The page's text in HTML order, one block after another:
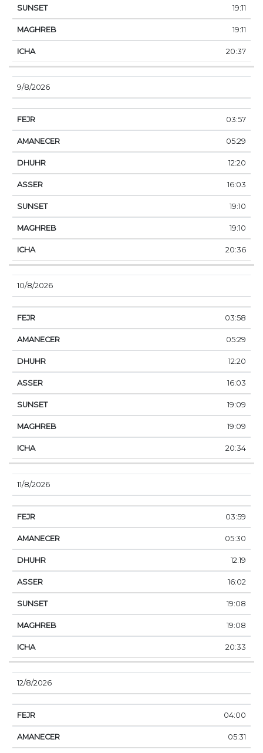
19:11
19:11
20:37
9/8/2026
03:57
05:29
12:20
16:03
19:10
19:10
20:36
10/8/2026
03:58
05:29
12:20
16:03
19:09
19:09
20:34
11/8/2026
03:59
05:30
12:19
16:02
19:08
19:08
20:33
12/8/2026
04:00
05:31